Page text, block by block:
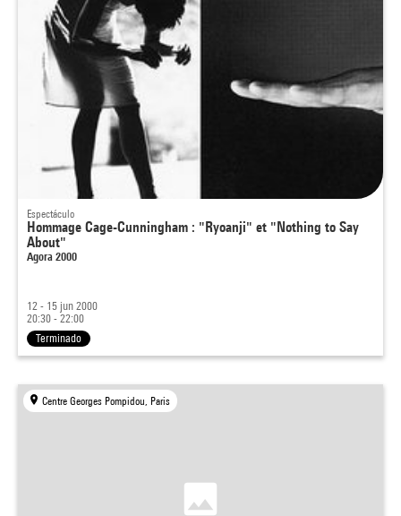
Espectáculo
Hommage Cage-Cunningham : "Ryoanji" et "Nothing to Say
About"
Agora 2000
12 - 15 jun 2000
20:30 - 22:00
Terminado
Centre Georges Pompidou, Paris